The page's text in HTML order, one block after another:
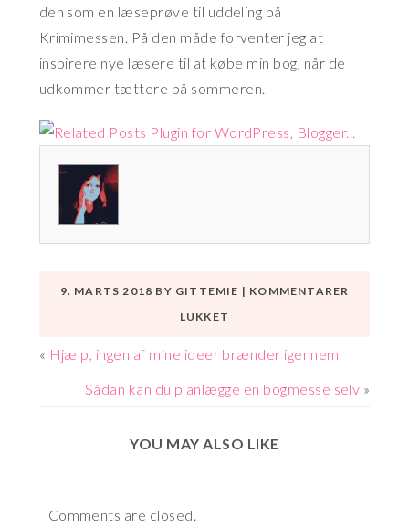
den som en læseprøve til uddeling på
Krimimessen. På den måde forventer jeg at
inspirere nye læsere til at købe min bog, når de
udkommer tættere på sommeren.
9. MARTS 2018 BY GITTEMIE | KOMMENTARER
LUKKET
ÅRETS
FOR
« Hjælp, ingen af mine ideer brænder igennem
Sådan kan du planlægge en bogmesse selv »
YOU MAY ALSO LIKE
Comments are closed.